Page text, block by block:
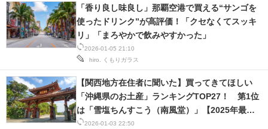
2026-01-05 21:10
hiro.
くもりガラス
「香り良し味良し」那覇空港で買える“サンゴを
使ったドリンク”が高評価！「クセなくてスッキ
リ」「まろやかで飲みやすかった」
2026-01-03 22:50
【関西地方在住者に聞いた】買ってきてほしい
「沖縄県のお土産」ランキングTOP27！ 第1位
は「雪塩ちんすこう（南風堂）」【2025年最新
調査結果】